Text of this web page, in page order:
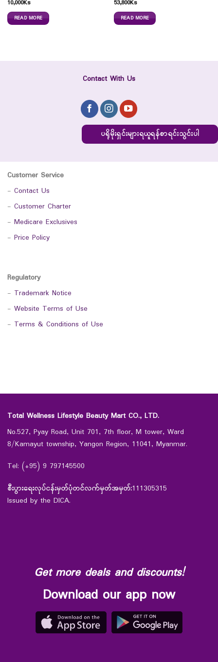
10,000Ks
READ MORE
53,800Ks
READ MORE
Contact With Us
ပရိုမိုးရှင်းများရယူရန်စာရင်းသွင်းပါ
Customer Service
- Contact Us
- Customer Charter
- Medicare Exclusives
- Price Policy
Regulatory
- Trademark Notice
- Website Terms of Use
- Terms & Conditions of Use
Total Wellness Lifestyle Beauty Mart CO., LTD.
No.527, Pyay Road, Unit 701, 7th floor, M tower, Ward
8/Kamayut township, Yangon Region, 11041, Myanmar.
Tel: (+95) 9 797145500
စီးပွားရေးလုပ်ငန်းမှတ်ပုံတင်လက်မှတ်အမှတ်:111305315
Issued by the DICA.
Get more deals and discounts!
Download our app now